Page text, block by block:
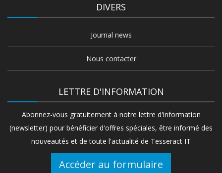
DIVERS
Journal news
Nous contacter
LETTRE D'INFORMATION
Abonnez-vous gratuitement à notre lettre d'information
(newsletter) pour bénéficier d'offres spéciales, être informé des
nouveautés et de toute l'actualité de Tesseract IT
Accéder au formulaire